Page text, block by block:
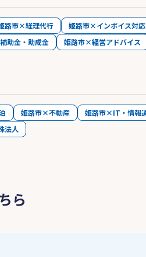
路市×経理代行 姫路市×インボイス対応
助金・助成金 姫路市×経営アドバイス
姫路市×不動産 姫路市×IT・情報
法人
ら